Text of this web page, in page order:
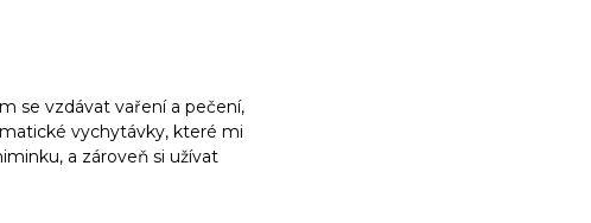
se vzdávat vaření a pečení,
vychytávky, které mi
a zároveň si užívat